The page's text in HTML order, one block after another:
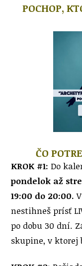
POCHOP,
ČO
KROK #1: Do
pondelok až
19:00 do 20:00.
nestihneš prísť
po dobu 30 dní.
skupine, v ktorej